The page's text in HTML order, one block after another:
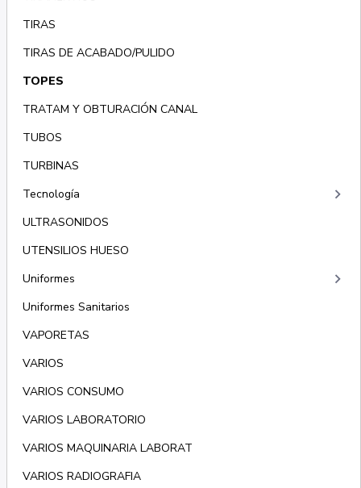
TIRAS
TIRAS DE ACABADO/PULIDO
TOPES
TRATAM Y OBTURACIÓN CANAL
TUBOS
TURBINAS
Tecnología
keyboard_arrow_right
ULTRASONIDOS
UTENSILIOS HUESO
Uniformes
keyboard_arrow_right
Uniformes Sanitarios
VAPORETAS
VARIOS
VARIOS CONSUMO
VARIOS LABORATORIO
VARIOS MAQUINARIA LABORAT
VARIOS RADIOGRAFIA